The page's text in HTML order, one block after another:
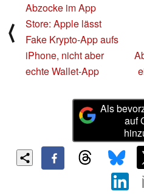
⟨
Abzocke im App
Store: Apple lässt
Fake Krypto-App aufs
iPhone, nicht aber
echte Wallet-App
Als
auf